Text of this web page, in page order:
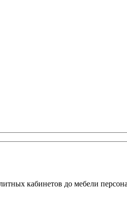
кабинетов до мебели